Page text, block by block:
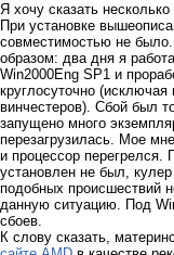
Я хочу сказать
При установке
совместимостью не
образом: два дня я
Win2000Eng SP1 и
круглосуточно
винчестеров). Сбой был
запущено много
перезагрузилась. Мое
и процессор перегрелся.
установлен не был,
подобных происшествий
данную ситуацию. Под
сбоев.
К слову сказать,